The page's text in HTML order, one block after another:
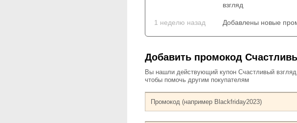
взгляд
1 неделю назад Добавлены новые
Добавить промокод
Вы нашли действующий купон Счастливый
чтобы помочь другим покупателям